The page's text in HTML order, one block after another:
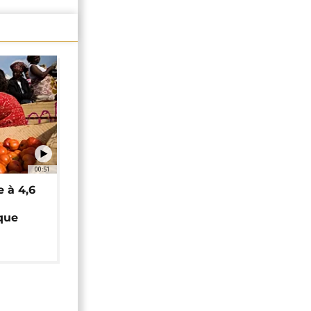
00:51
à 4,6